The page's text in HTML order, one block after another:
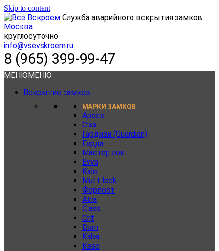
Skip to content
Служба аварийного вскрытия замков
Москва
круглосуточно
info@vsevskroem.ru
8 (965) 399-99-47
МЕНЮМЕНЮ
Вскрытие замков
МАРКИ ЗАМКОВ
Apecs
Cisa
Гардиан (Guardian)
Герда
Мастер лок
Evva
Kale
Mul t lock
Форпост
Atra
Class
Crit
Dom
Kaba
Keso